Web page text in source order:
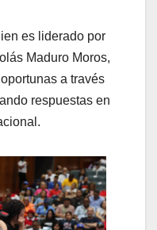
es liderado por
Maduro Moros,
a través
respuestas en